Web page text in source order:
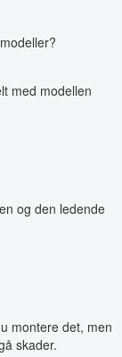
med modellen
og den ledende
montere det, men
skader.